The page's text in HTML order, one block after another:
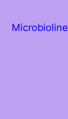
Microbioline